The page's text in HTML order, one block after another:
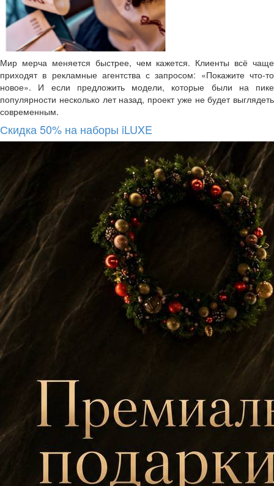
Мир мерча меняется быстрее, чем кажется. Клиенты всё чаще
приходят в рекламные агентства с запросом: «Покажите что-то
новое». И если предложить модели, которые были на пике
популярности несколько лет назад, проект уже не будет выглядеть
современным.
Скидка 50% на наборы iLUXE